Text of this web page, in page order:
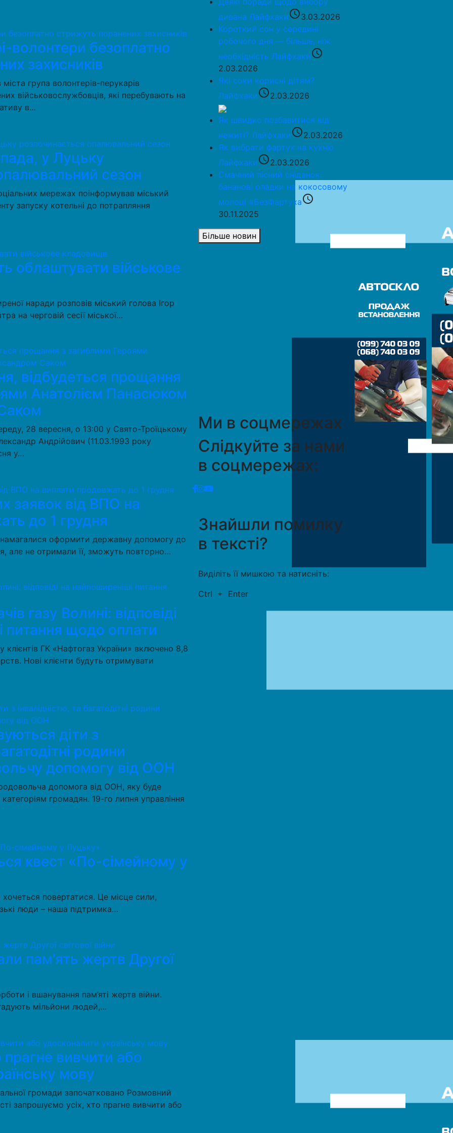
волонтери безоплатно
захисників
група волонтерів-перукарів
військовослужбовців, які перебувають на
в…
у Луцьку
сезон
мережах поінформував міський
запуску котельні до потрапляння
облаштувати військове
наради розповів міський голова Ігор
на черговій сесії міської…
відбудеться прощання
Анатолієм Панасюком
28 вересня, о 13:00 у Свято-Троїцькому
Андрійович (11.03.1993 року
у…
заявок від ВПО на
до 1 грудня
намагалися оформити державну допомогу до
але не отримали її, зможуть повторно…
газу Волині: відповіді
питання щодо оплати
ГК «Нафтогаз України» включено 8,8
Нові клієнти будуть отримувати
діти з
родини
допомогу від ООН
допомога від ООН, яку буде
громадян. 19-го липня управління
квест «По-сімейному у
повертатися. Це місце сили,
люди – наша підтримка…
пам’ять жертв Другої
і вшанування пам’яті жертв війни.
мільйони людей,…
прагне вивчити або
мову
громади започатковано Розмовний
запрошуємо усіх, хто прагне вивчити або
дивана Лайфхакиaccess_time3.03.2026
Короткий сон у середині
робочого дня — більше, ніж
необхідність Лайфхакиaccess_time
2.03.2026
Які соки корисні дітям?
Лайфхакиaccess_time2.03.2026
Як швидко позбавитися від
нежиті? Лайфхакиaccess_time2.03.2026
Як вибрати фартух на кухню
Лайфхакиaccess_time2.03.2026
Смачний пісний сніданок:
бананові оладки на кокосовому
молоці #БезФартухаaccess_time
30.11.2025
Більше новин
Ми в соцмережах
Слідкуйте за нами
в соцмережах:
Знайшли помилку
в тексті?
Виділіть її мишкою та натисніть:
Ctrl + Enter